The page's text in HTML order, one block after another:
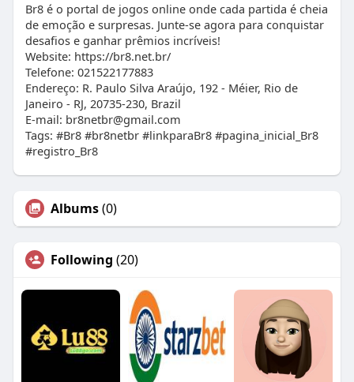
Br8 é o portal de jogos online onde cada partida é cheia
de emoção e surpresas. Junte-se agora para conquistar
desafios e ganhar prêmios incríveis!
Website: https://br8.net.br/
Telefone: 021522177883
Endereço: R. Paulo Silva Araújo, 192 - Méier, Rio de
Janeiro - RJ, 20735-230, Brazil
E-mail: br8netbr@gmail.com
Tags: #Br8 #br8netbr #linkparaBr8 #pagina_inicial_Br8
#registro_Br8
Albums(0)
Following (20)